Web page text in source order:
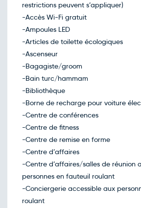
restrictions peuvent s’appliquer)
-Accès Wi-Fi gratuit
-Ampoules LED
-Articles de toilette écologiques
-Ascenseur
-Bagagiste/groom
-Bain turc/hammam
-Bibliothèque
-Borne de recharge pour voiture
-Centre de conférences
-Centre de fitness
-Centre de remise en forme
-Centre d’affaires
-Centre d’affaires/salles de réunion
personnes en fauteuil roulant
-Conciergerie accessible aux
roulant